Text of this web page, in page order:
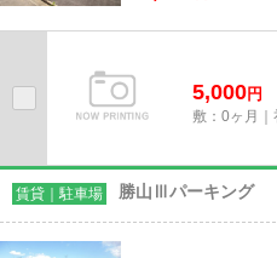
5,000円
敷：0ヶ月｜
賃貸｜駐車場 勝山Ⅲパーキング